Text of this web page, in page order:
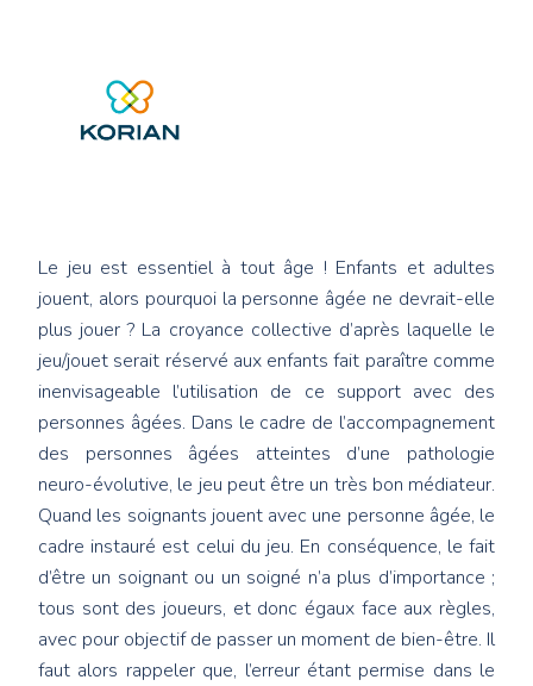
Le jeu est essentiel à tout âge ! Enfants et adultes
jouent, alors pourquoi la personne âgée ne devrait-elle
plus jouer ? La croyance collective d’après laquelle le
jeu/jouet serait réservé aux enfants fait paraître comme
inenvisageable l’utilisation de ce support avec des
personnes âgées. Dans le cadre de l’accompagnement
des personnes âgées atteintes d’une pathologie
neuro-évolutive, le jeu peut être un très bon médiateur.
Quand les soignants jouent avec une personne âgée, le
cadre instauré est celui du jeu. En conséquence, le fait
d’être un soignant ou un soigné n’a plus d’importance ;
tous sont des joueurs, et donc égaux face aux règles,
avec pour objectif de passer un moment de bien-être. Il
faut alors rappeler que, l’erreur étant permise dans le